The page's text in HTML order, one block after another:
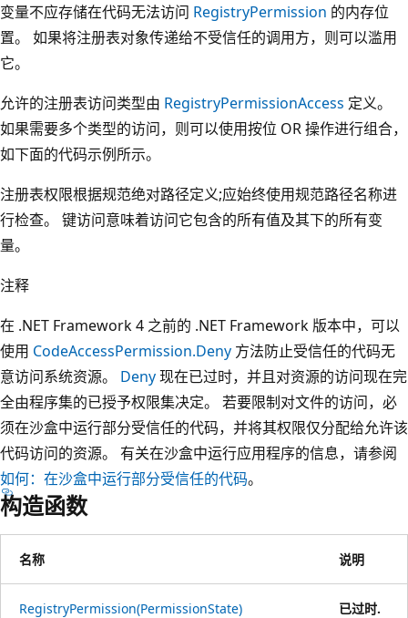
变量不应存储在代码无法访问 RegistryPermission 的内存位
置。 如果将注册表对象传递给不受信任的调用方，则可以滥用
它。
允许的注册表访问类型由 RegistryPermissionAccess 定义。
如果需要多个类型的访问，则可以使用按位 OR 操作进行组合，
如下面的代码示例所示。
注册表权限根据规范绝对路径定义;应始终使用规范路径名称进
行检查。 键访问意味着访问它包含的所有值及其下的所有变
量。
注释
在 .NET Framework 4 之前的 .NET Framework 版本中，可以
使用 CodeAccessPermission.Deny 方法防止受信任的代码无
意访问系统资源。 Deny现在已过时，并且对资源的访问现在完
全由程序集的已授予权限集决定。 若要限制对文件的访问，必
须在沙盒中运行部分受信任的代码，并将其权限仅分配给允许该
代码访问的资源。 有关在沙盒中运行应用程序的信息，请参阅
如何：在沙盒中运行部分受信任的代码。
构造函数
名称 说明
RegistryPermission(PermissionState)
已过时.